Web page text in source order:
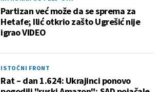
Partizan već može da se sprema za
Hetafe; Ilić otkrio zašto Ugrešić nije
igrao VIDEO
ISTOČNI FRONT
Rat – dan 1.624: Ukrajinci ponovo